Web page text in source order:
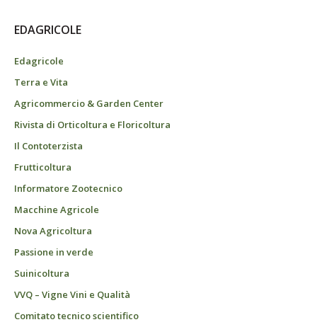
EDAGRICOLE
Edagricole
Terra e Vita
Agricommercio & Garden Center
Rivista di Orticoltura e Floricoltura
Il Contoterzista
Frutticoltura
Informatore Zootecnico
Macchine Agricole
Nova Agricoltura
Passione in verde
Suinicoltura
VVQ – Vigne Vini e Qualità
Comitato tecnico scientifico